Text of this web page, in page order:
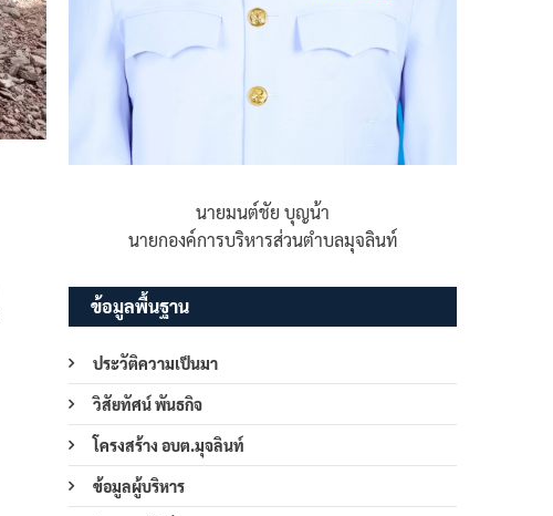
นายมนต์ชัย บุญน้า
นายกองค์การบริหารส่วนตำบลมุจลินท์
ข้อมูลพื้นฐาน
ประวัติความเป็นมา
วิสัยทัศน์ พันธกิจ
โครงสร้าง อบต.มุจลินท์
ข้อมูลผู้บริหาร